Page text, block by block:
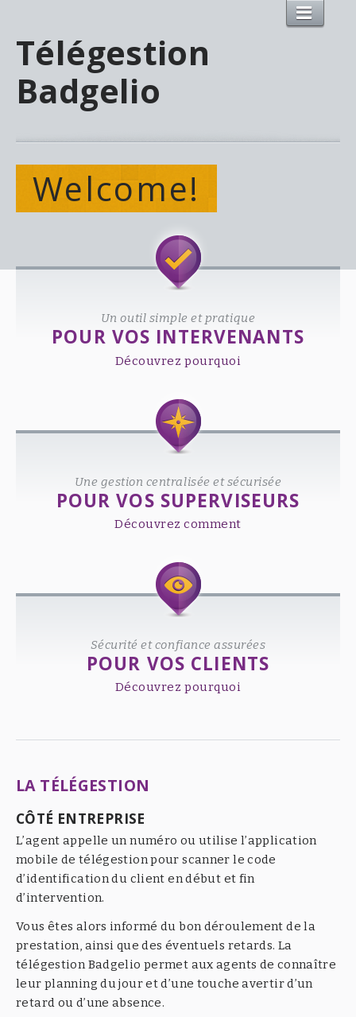
Télégestion
Badgelio
Welcome!
Un outil simple et pratique
POUR VOS INTERVENANTS
Découvrez pourquoi
Une gestion centralisée et sécurisée
POUR VOS SUPERVISEURS
Découvrez comment
Sécurité et confiance assurées
POUR VOS CLIENTS
Découvrez pourquoi
LA TÉLÉGESTION
CÔTÉ ENTREPRISE
L’agent appelle un numéro ou utilise l’application
mobile de télégestion pour scanner le code
d’identification du client en début et fin
d’intervention.
Vous êtes alors informé du bon déroulement de la
prestation, ainsi que des éventuels retards. La
télégestion Badgelio permet aux agents de connaître
leur planning du jour et d’une touche avertir d’un
retard ou d’une absence.